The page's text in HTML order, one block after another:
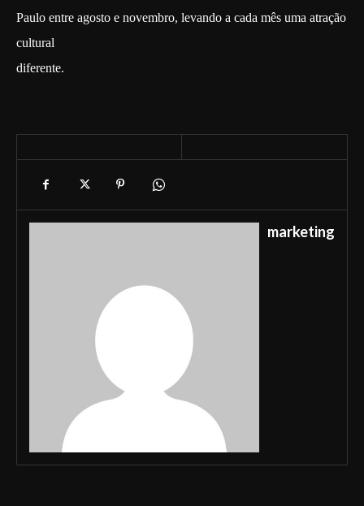
Paulo entre agosto e novembro, levando a cada mês uma atração
cultural
diferente.
marketing